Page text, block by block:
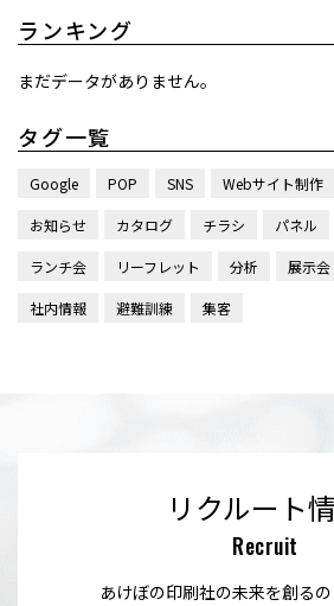
ランキング
まだデータがありません。
タグ一覧
Google POP SNS Webサイト制作
お知らせ カタログ チラシ パネル
ランチ会 リーフレット 分析 展示会
社内情報 避難訓練 集客
リクルート
Recruit
あけぼの印刷社の未来を創る